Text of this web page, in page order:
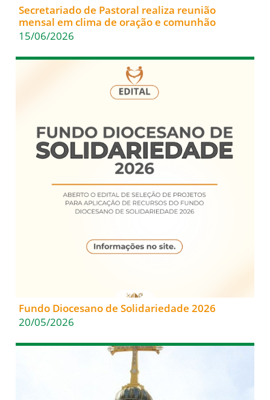
Secretariado de Pastoral realiza reunião
mensal em clima de oração e comunhão
15/06/2026
Fundo Diocesano de Solidariedade 2026
20/05/2026